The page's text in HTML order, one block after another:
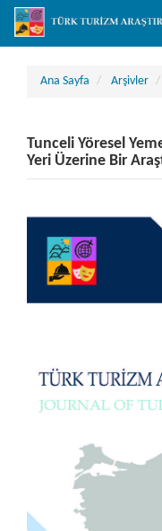
Ana Sayfa Arşivler
Tunceli Yöresel
Yeri Üzerine Bir